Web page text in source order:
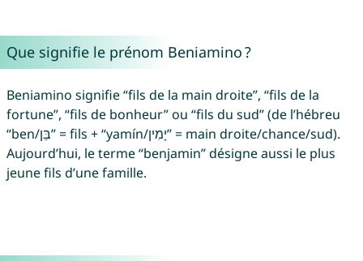
Que signifie le prénom Beniamino ?
Beniamino signifie “fils de la main droite”, “fils de la
fortune”, “fils de bonheur” ou “fils du sud” (de l’hébreu
“ben/בֵּן” = fils + “yamín/יָמִין” = main droite/chance/sud).
Aujourd’hui, le terme “benjamin” désigne aussi le plus
jeune fils d’une famille.